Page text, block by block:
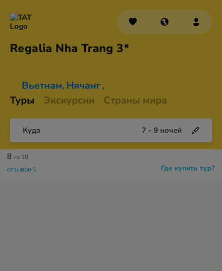
Regalia Nha Trang 3*
Вьетнам, Нячанг ,
Туры Экскурсии Страны мира
Куда 7 - 9 ночей
Где купить тур?
8 из 10
отзывов 1